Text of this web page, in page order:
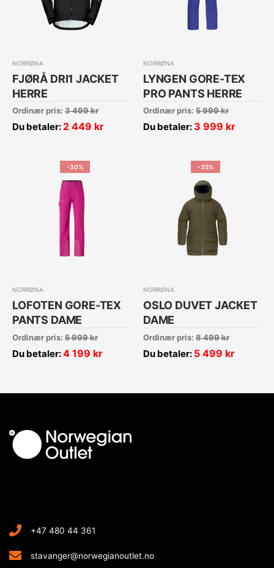
NORRØNA
FJØRÅ DRI1 JACKET
HERRE
Ordinær pris: 3 499kr
Du betaler: 2 449 kr
NORRØNA
LYNGEN GORE-TEX
PRO PANTS HERRE
Ordinær pris: 5 999kr
Du betaler: 3 999 kr
-30%
NORRØNA
LOFOTEN GORE-TEX
PANTS DAME
Ordinær pris: 5 999kr
Du betaler:4 199 kr
-35%
NORRØNA
OSLO DUVET JACKET
DAME
Ordinær pris: 8 499kr
Du betaler: 5 499 kr
+47 480 44 361
stavanger@norwegianoutlet.no